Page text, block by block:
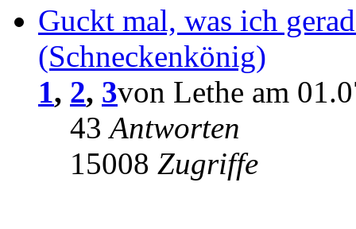
Guckt mal, was ich
(Schneckenkönig)
1, 2, 3von Lethe am
43Antworten
15008 Zugriffe